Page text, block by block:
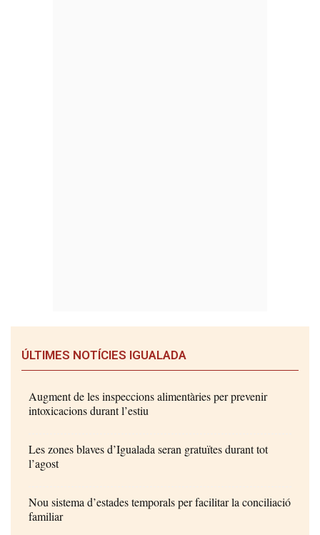
ÚLTIMES NOTÍCIES IGUALADA
Augment de les inspeccions alimentàries per prevenir
intoxicacions durant l’estiu
Les zones blaves d’Igualada seran gratuïtes durant tot
l’agost
Nou sistema d’estades temporals per facilitar la conciliació
familiar